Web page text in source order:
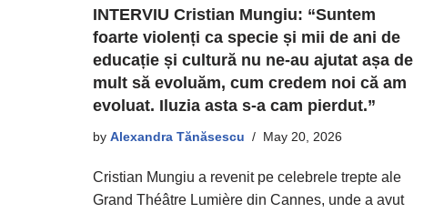
INTERVIU Cristian Mungiu: “Suntem
foarte violenți ca specie și mii de ani de
educație și cultură nu ne-au ajutat așa de
mult să evoluăm, cum credem noi că am
evoluat. Iluzia asta s-a cam pierdut.”
by Alexandra Tănăsescu May 20, 2026
Cristian Mungiu a revenit pe celebrele trepte ale
Grand Théâtre Lumière din Cannes, unde a avut